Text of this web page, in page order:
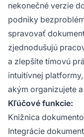
nekonečné verzie
podniky
spravovať
zjednodušujú
a zlepšite tímovú
intuitívnej
akým organizujete
Kľúčové funkcie:
Knižnica
Integrácie